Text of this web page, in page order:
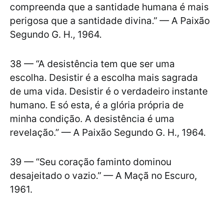
compreenda que a santidade humana é mais
perigosa que a santidade divina.” — A Paixão
Segundo G. H., 1964.
38 — “A desistência tem que ser uma
escolha. Desistir é a escolha mais sagrada
de uma vida. Desistir é o verdadeiro instante
humano. E só esta, é a glória própria de
minha condição. A desistência é uma
revelação.” — A Paixão Segundo G. H., 1964.
39 — “Seu coração faminto dominou
desajeitado o vazio.” — A Maçã no Escuro,
1961.